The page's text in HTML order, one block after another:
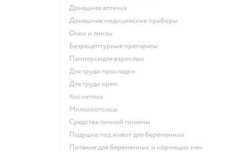
домашняя аптечка
домашние медицинские приборы
очки и линзы
безрецептурные препараты
памперсыдля взрослых
для груди прокладки
для груди крем
косметика
Молокоотсосы
средства личной гигиены
подушка под живот для беременных
питание для беременных и кормящих мам